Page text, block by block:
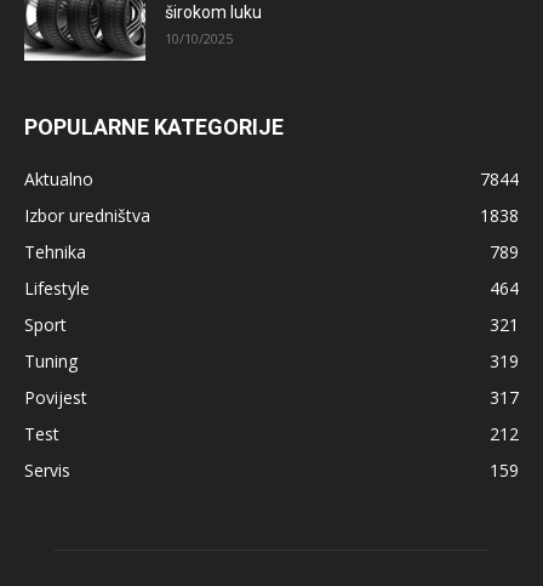
širokom luku
10/10/2025
POPULARNE KATEGORIJE
Aktualno
7844
Izbor uredništva
1838
Tehnika
789
Lifestyle
464
Sport
321
Tuning
319
Povijest
317
Test
212
Servis
159